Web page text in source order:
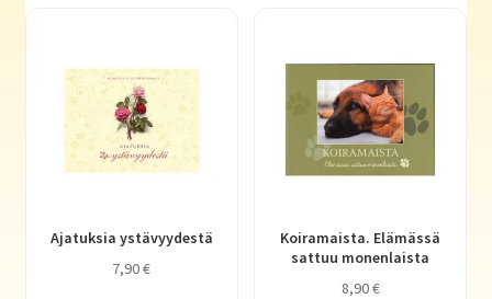
Ajatuksia ystävyydestä
7,90€
Koiramaista. Elämässä
sattuu monenlaista
8,90€